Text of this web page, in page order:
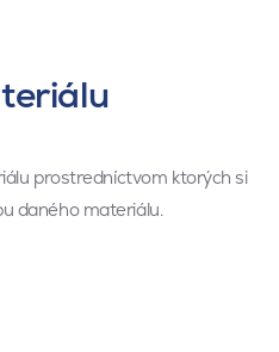
prostredníctvom ktorých si
daného materiálu.